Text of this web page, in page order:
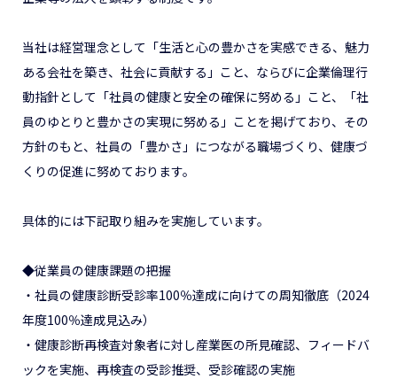
当社は経営理念として「生活と心の豊かさを実感できる、魅力
ある会社を築き、社会に貢献する」こと、ならびに企業倫理行
動指針として「社員の健康と安全の確保に努める」こと、「社
員のゆとりと豊かさの実現に努める」ことを掲げており、その
方針のもと、社員の「豊かさ」につながる職場づくり、健康づ
くりの促進に努めております。
具体的には下記取り組みを実施しています。
◆従業員の健康課題の把握
・社員の健康診断受診率100％達成に向けての周知徹底（2024
年度100％達成見込み）
・健康診断再検査対象者に対し産業医の所見確認、フィードバ
ックを実施、再検査の受診推奨、受診確認の実施